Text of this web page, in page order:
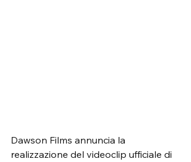
Dawson Films annuncia la
realizzazione del videoclip ufficiale di